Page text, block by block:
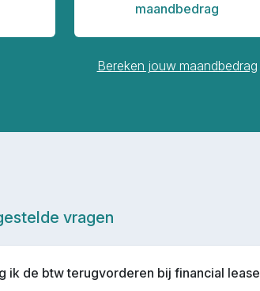
maandbedrag
Bereken jouw maandbedrag
vragen
ik de btw terugvorderen bij financial